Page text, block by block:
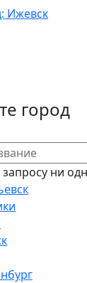
Ижевск
город
ни